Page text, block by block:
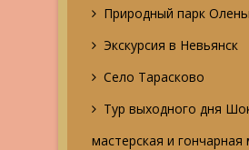
Природный парк
Экскурсия в Невьянск
Село Тарасково
Тур выходного дня
мастерская и гончарная